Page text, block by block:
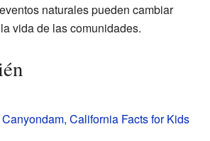
naturales pueden cambiar
vida de las comunidades.
Canyondam, California Facts for Kids